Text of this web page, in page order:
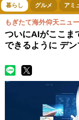
ボートレース 競輪
暮らし グルメ アミ
もぎたて海外仰天ニュ
ついにAIがここま
できるように デ